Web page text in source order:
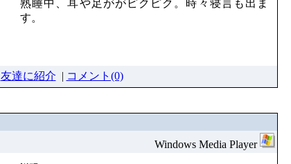
熟睡中、耳や足ががピクピク。時々寝言も出ま
す。
友達に紹介 | コメント(0)
Windows Media Player